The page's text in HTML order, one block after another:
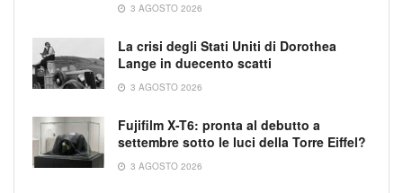
3 AGOSTO 2026
La crisi degli Stati Uniti di Dorothea
Lange in duecento scatti
3 AGOSTO 2026
Fujifilm X-T6: pronta al debutto a
settembre sotto le luci della Torre Eiffel?
3 AGOSTO 2026